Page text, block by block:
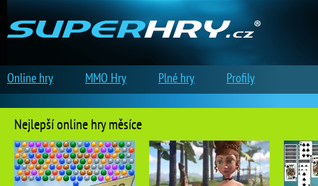
Nejlepší online hry měsíce
Online hry MMO Hry Plné hry Profily